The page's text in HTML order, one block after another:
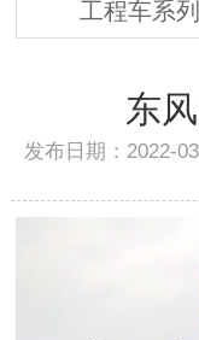
工程车系列
东
发布日期：2022-